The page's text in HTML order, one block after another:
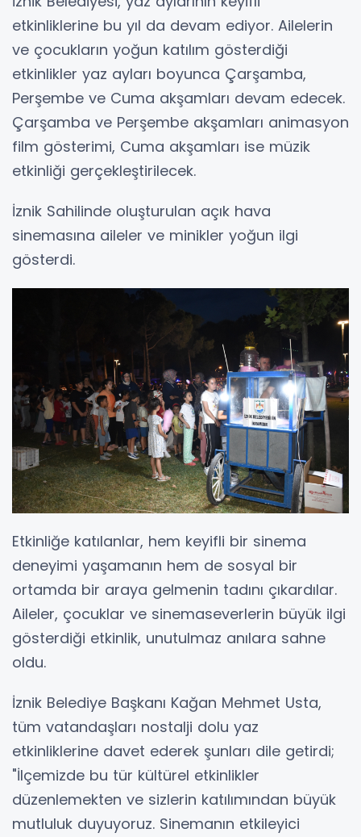
etkinliklerine bu yıl da devam ediyor. Ailelerin
ve çocukların yoğun katılım gösterdiği
etkinlikler yaz ayları boyunca Çarşamba,
Perşembe ve Cuma akşamları devam edecek.
Çarşamba ve Perşembe akşamları animasyon
film gösterimi, Cuma akşamları ise müzik
etkinliği gerçekleştirilecek.
İznik Sahilinde oluşturulan açık hava
sinemasına aileler ve minikler yoğun ilgi
gösterdi.
Etkinliğe katılanlar, hem keyifli bir sinema
deneyimi yaşamanın hem de sosyal bir
ortamda bir araya gelmenin tadını çıkardılar.
Aileler, çocuklar ve sinemaseverlerin büyük ilgi
gösterdiği etkinlik, unutulmaz anılara sahne
oldu.
İznik Belediye Başkanı Kağan Mehmet Usta,
tüm vatandaşları nostalji dolu yaz
etkinliklerine davet ederek şunları dile getirdi;
"İlçemizde bu tür kültürel etkinlikler
düzenlemekten ve sizlerin katılımından büyük
mutluluk duyuyoruz. Sinemanın etkileyici